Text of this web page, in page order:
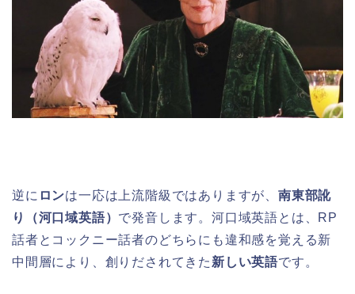
逆に ロンは一応は上流階級ではありますが、南東部訛
り（河口域英語） で発音します。河口域英語とは、RP
話者とコックニー話者のどちらにも違和感を覚える新
中間層により、創りだされてきた 新しい英語です。